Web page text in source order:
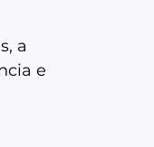
a
e